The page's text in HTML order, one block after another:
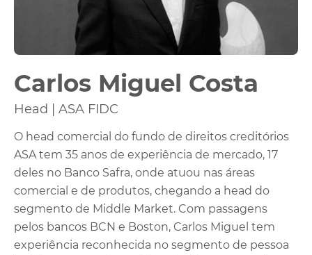
Carlos Miguel Costa
Head | ASA FIDC
O head comercial do fundo de direitos creditórios
ASA tem 35 anos de experiência de mercado, 17
deles no Banco Safra, onde atuou nas áreas
comercial e de produtos, chegando a head do
segmento de Middle Market. Com passagens
pelos bancos BCN e Boston, Carlos Miguel tem
experiência reconhecida no segmento de pessoa